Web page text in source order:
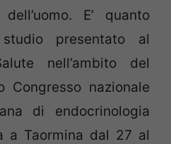
E’ quanto
presentato al
nell’ambito del
Congresso nazionale
di endocrinologia
a Taormina dal 27 al